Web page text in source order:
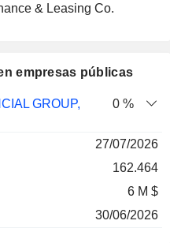
& Leasing Co.
empresas públicas
GROUP,
0 %
27/07/2026
162.464
6 M $
30/06/2026